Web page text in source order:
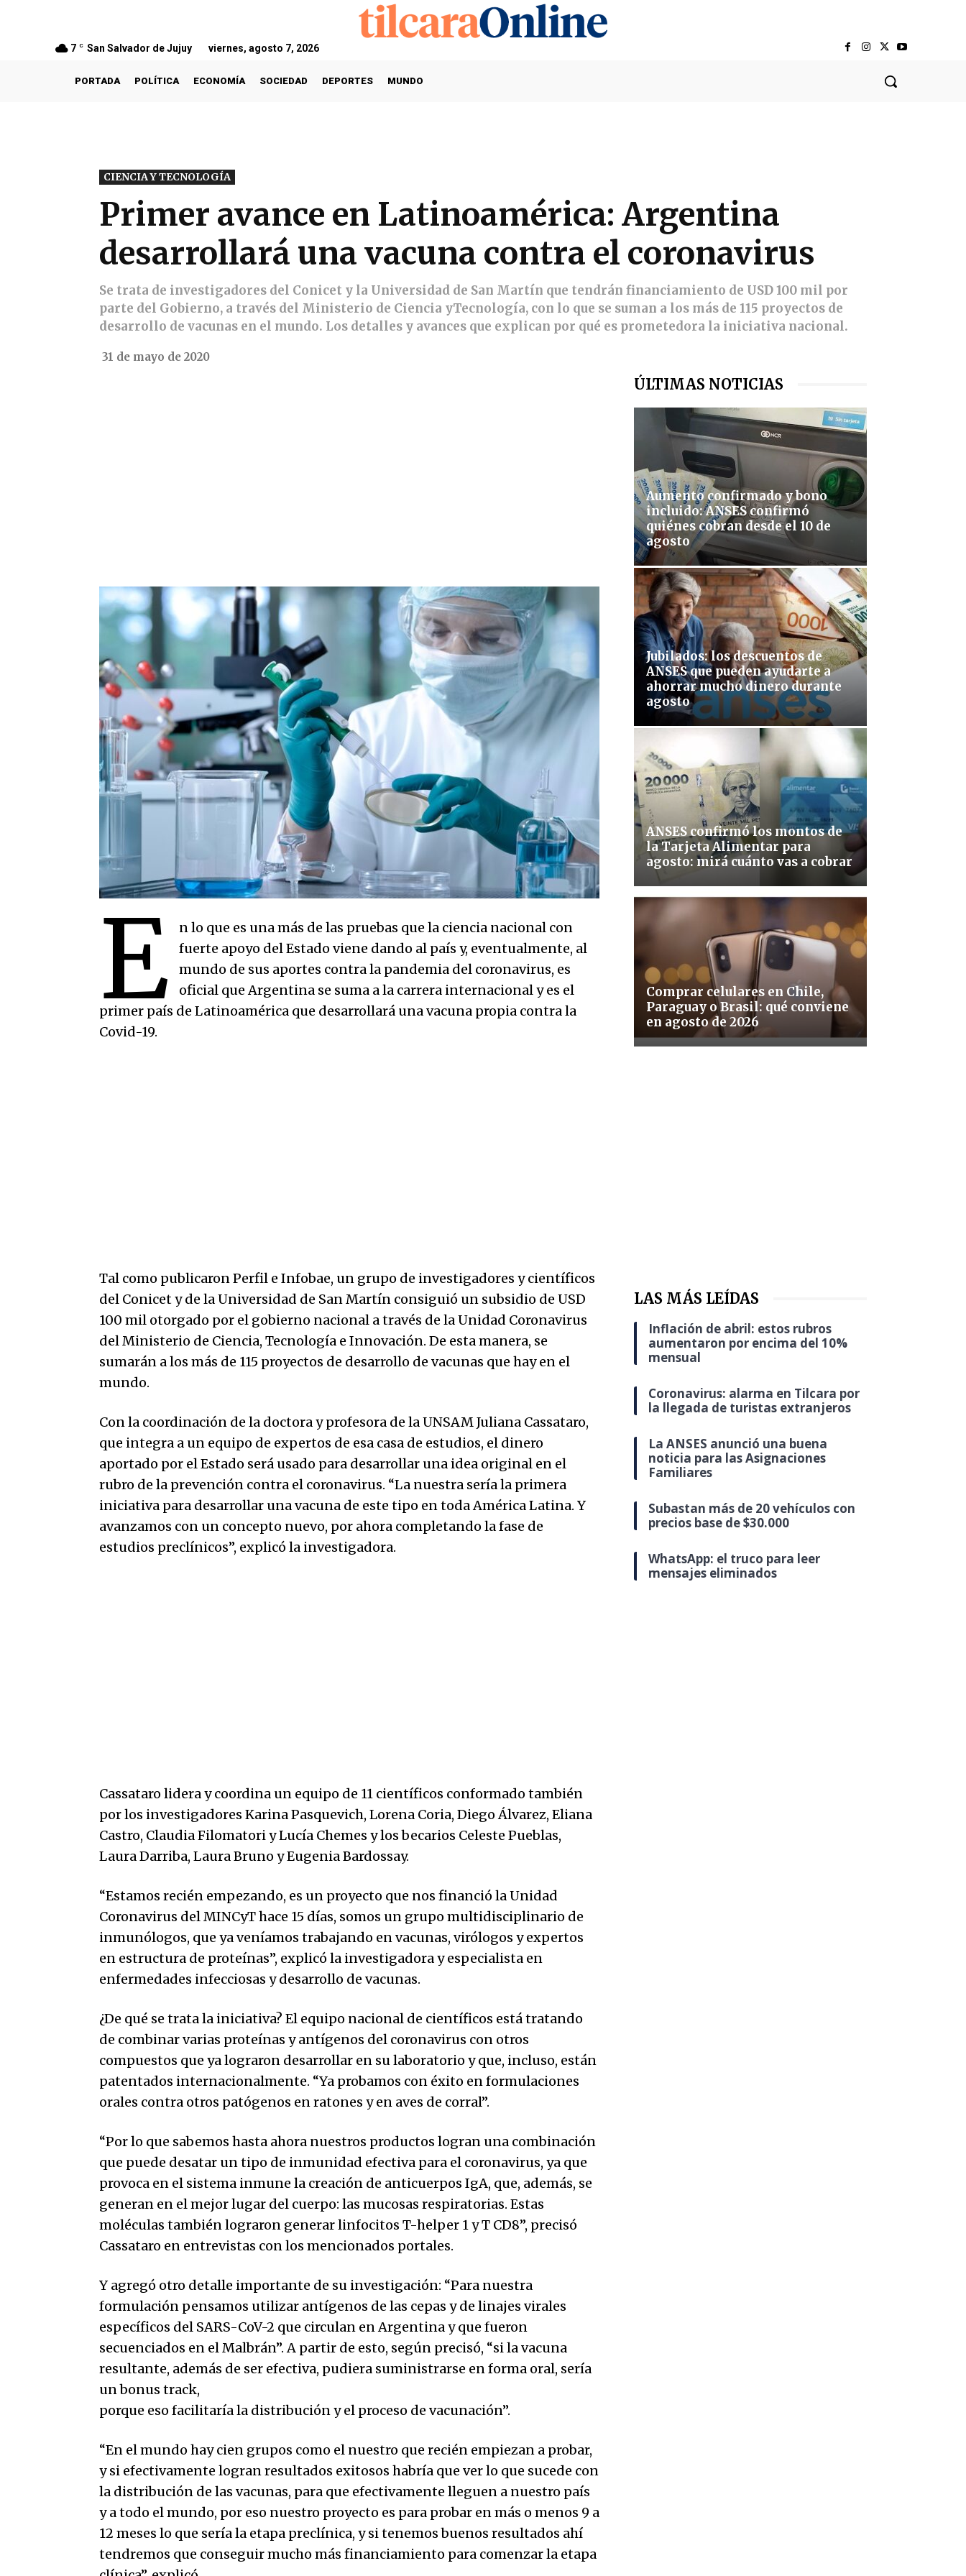
7 C San Salvador de Jujuy viernes, agosto 7, 2026
PORTADA POLÍTICA ECONOMÍA SOCIEDAD DEPORTES MUNDO
CIENCIA Y TECNOLOGÍA
Primer avance en Latinoamérica: Argentina
desarrollará una vacuna contra el coronavirus
Se trata de investigadores del Conicet y la Universidad de San Martín que tendrán financiamiento de USD 100 mil por
parte del Gobierno, a través del Ministerio de Ciencia yTecnología, con lo que se suman a los más de 115 proyectos de
desarrollo de vacunas en el mundo. Los detalles y avances que explican por qué es prometedora la iniciativa nacional.
31 de mayo de 2020
E
n lo que es una más de las pruebas que la ciencia nacional con
fuerte apoyo del Estado viene dando al país y, eventualmente, al
mundo de sus aportes contra la pandemia del coronavirus, es
oficial que Argentina se suma a la carrera internacional y es el
primer país de Latinoamérica que desarrollará una vacuna propia contra la
Covid-19.
Tal como publicaron Perfil e Infobae, un grupo de investigadores y científicos
del Conicet y de la Universidad de San Martín consiguió un subsidio de USD
100 mil otorgado por el gobierno nacional a través de la Unidad Coronavirus
del Ministerio de Ciencia, Tecnología e Innovación. De esta manera, se
sumarán a los más de 115 proyectos de desarrollo de vacunas que hay en el
mundo.
Con la coordinación de la doctora y profesora de la UNSAM Juliana Cassataro,
que integra a un equipo de expertos de esa casa de estudios, el dinero
aportado por el Estado será usado para desarrollar una idea original en el
rubro de la prevención contra el coronavirus. “La nuestra sería la primera
iniciativa para desarrollar una vacuna de este tipo en toda América Latina. Y
avanzamos con un concepto nuevo, por ahora completando la fase de
estudios preclínicos”, explicó la investigadora.
Cassataro lidera y coordina un equipo de 11 científicos conformado también
por los investigadores Karina Pasquevich, Lorena Coria, Diego Álvarez, Eliana
Castro, Claudia Filomatori y Lucía Chemes y los becarios Celeste Pueblas,
Laura Darriba, Laura Bruno y Eugenia Bardossay.
“Estamos recién empezando, es un proyecto que nos financió la Unidad
Coronavirus del MINCyT hace 15 días, somos un grupo multidisciplinario de
inmunólogos, que ya veníamos trabajando en vacunas, virólogos y expertos
en estructura de proteínas”, explicó la investigadora y especialista en
enfermedades infecciosas y desarrollo de vacunas.
¿De qué se trata la iniciativa? El equipo nacional de científicos está tratando
de combinar varias proteínas y antígenos del coronavirus con otros
compuestos que ya lograron desarrollar en su laboratorio y que, incluso, están
patentados internacionalmente. “Ya probamos con éxito en formulaciones
orales contra otros patógenos en ratones y en aves de corral”.
“Por lo que sabemos hasta ahora nuestros productos logran una combinación
que puede desatar un tipo de inmunidad efectiva para el coronavirus, ya que
provoca en el sistema inmune la creación de anticuerpos IgA, que, además, se
generan en el mejor lugar del cuerpo: las mucosas respiratorias. Estas
moléculas también lograron generar linfocitos T-helper 1 y T CD8”, precisó
Cassataro en entrevistas con los mencionados portales.
Y agregó otro detalle importante de su investigación: “Para nuestra
formulación pensamos utilizar antígenos de las cepas y de linajes virales
específicos del SARS-CoV-2 que circulan en Argentina y que fueron
secuenciados en el Malbrán”. A partir de esto, según precisó, “si la vacuna
resultante, además de ser efectiva, pudiera suministrarse en forma oral, sería
un bonus track,
porque eso facilitaría la distribución y el proceso de vacunación”.
“En el mundo hay cien grupos como el nuestro que recién empiezan a probar,
y si efectivamente logran resultados exitosos habría que ver lo que sucede con
la distribución de las vacunas, para que efectivamente lleguen a nuestro país
y a todo el mundo, por eso nuestro proyecto es para probar en más o menos 9 a
12 meses lo que sería la etapa preclínica, y si tenemos buenos resultados ahí
tendremos que conseguir mucho más financiamiento para comenzar la etapa
ÚLTIMAS NOTICIAS
Aumento confirmado y bono
incluido: ANSES confirmó
quiénes cobran desde el 10 de
agosto
Jubilados: los descuentos de
ANSES que pueden ayudarte a
ahorrar mucho dinero durante
agosto
ANSES confirmó los montos de
la Tarjeta Alimentar para
agosto: mirá cuánto vas a cobrar
Comprar celulares en Chile,
Paraguay o Brasil: qué conviene
en agosto de 2026
LAS MÁS LEÍDAS
Inflación de abril: estos rubros
aumentaron por encima del 10%
mensual
Coronavirus: alarma en Tilcara por
la llegada de turistas extranjeros
La ANSES anunció una buena
noticia para las Asignaciones
Familiares
Subastan más de 20 vehículos con
precios base de $30.000
WhatsApp: el truco para leer
mensajes eliminados